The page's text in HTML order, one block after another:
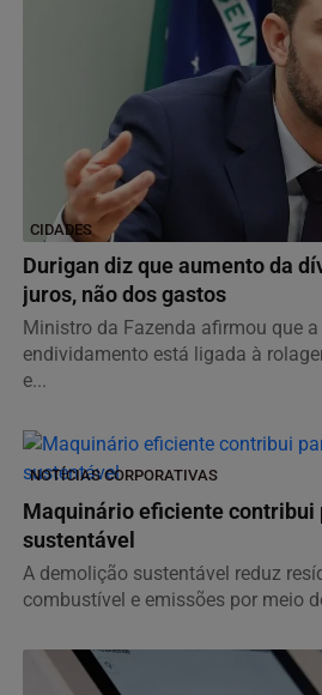
CIDADES
Durigan diz que aumento da
juros, não dos gastos
Ministro da Fazenda afirmou que
endividamento está ligada à
e...
NOTÍCIAS CORPORATIVAS
Maquinário eficiente contribui
sustentável
A demolição sustentável reduz
combustível e emissões por meio